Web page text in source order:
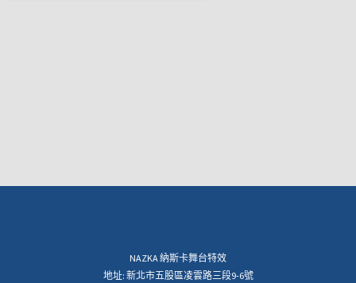
NAZKA 納斯卡舞台特效
地址: 新北市五股區凌雲路三段9-6號